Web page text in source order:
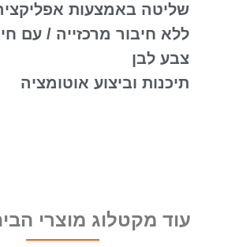
שליטה באמצעות
ללא חיבור מרכזייה / עם
צבע לבן
תיכנות וביצוע אוטומציה
עוד מקטלוג מוצרי